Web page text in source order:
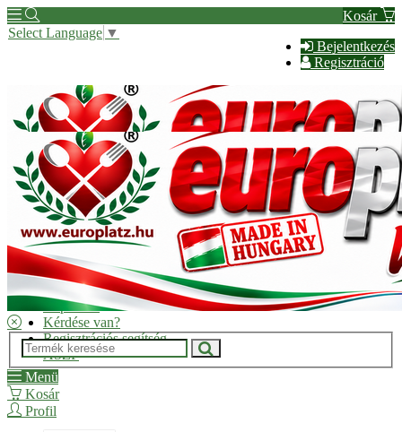
Kosár
Bejelentkezés
Regisztráció
Select Language ▼
Hírek
Kapcsolat
Kérdése van?
Regisztrációs segítség
ÁSZF
Menü
Kosár
Profil